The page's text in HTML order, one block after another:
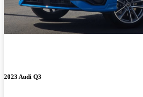
2023 Audi Q3